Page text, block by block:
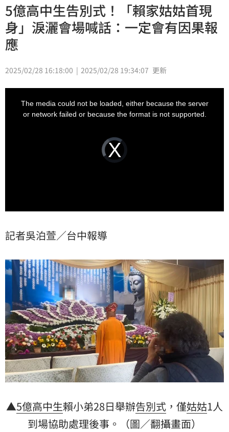
5億高中生告別式！「賴家姑姑首現
身」淚灑會場喊話：一定會有因果報
應
2025/02/28 16:18:00 2025/02/28 19:34:07 更新
Video
Player
is
loading.
The media could not be loaded, either because the server
or network failed or because the format is not supported.
記者吳泊萱／台中報導
▲5億高中生賴小弟28日舉辦告別式 ，僅姑姑1人
到場協助處理後事。（圖／翻攝畫面）